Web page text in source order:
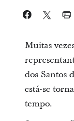
Muitas
dos Santos
está-se
tempo.